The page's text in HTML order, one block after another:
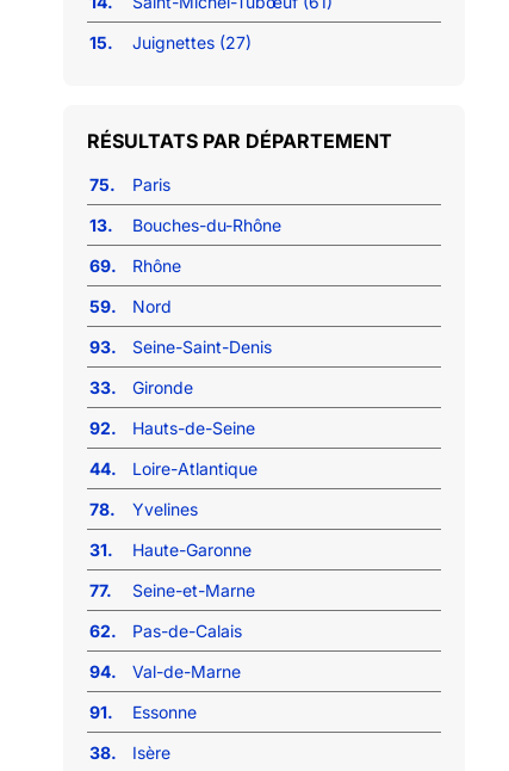
15.
Juignettes (27)
RÉSULTATS PAR DÉPARTEMENT
75.
Paris
13.
Bouches-du-Rhône
69.
Rhône
59.
Nord
93.
Seine-Saint-Denis
33.
Gironde
92.
Hauts-de-Seine
44.
Loire-Atlantique
78.
Yvelines
31.
Haute-Garonne
77.
Seine-et-Marne
62.
Pas-de-Calais
94.
Val-de-Marne
91.
Essonne
38.
Isère